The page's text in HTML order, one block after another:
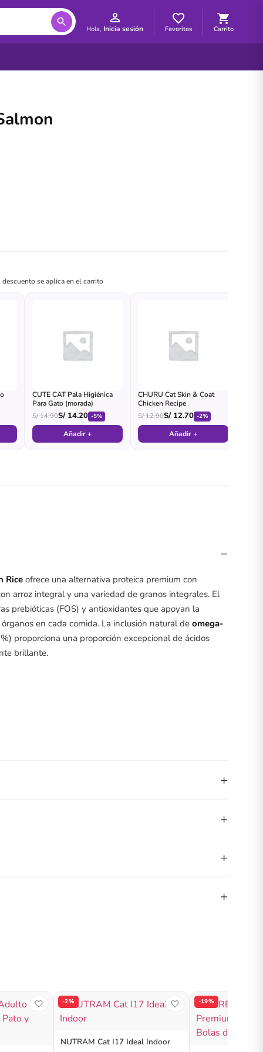
Hola, Inicia sesión Favoritos Carrito
se aplica en el carrito
CUTE CAT Pala Higiénica
Para Gato (morada)
S/14.90S/14.20 -5%
Añadir +
CHURU Cat Skin & Coat
Chicken Recipe
S/12.90S/12.70 -2%
Añadir +
−
Rice ofrece una alternativa proteica premium con
arroz integral y una variedad de granos integrales. El
prebióticas (FOS) y antioxidantes que apoyan la
en cada comida. La inclusión natural deomega-
proporciona una proporción excepcional de ácidos
brillante.
+
+
+
+
-2%
NUTRAM Cat I17 Ideal Indoor
-19%